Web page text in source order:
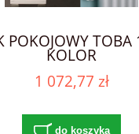
POKOJOWY
KOLOR
1 072,77 zł
do koszyka